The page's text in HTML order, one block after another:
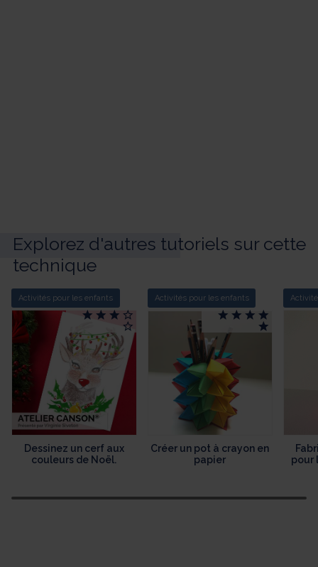
Explorez d'autres tutoriels sur cette
technique
Activités pour les enfants
Dessinez un cerf aux
couleurs de Noël.
Activités pour les enfants
Créer un pot à crayon en
papier
pour